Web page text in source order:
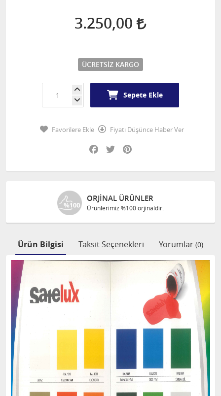
3.250,00
ÜCRETSIZ KARGO
Sepete Ekle
Favorilere Ekle
Fiyatı Düşünce Haber Ver
Facebook
Twitter
ORJINAL ÜRÜNLER
Ürünlerimiz %100 orjinaldir.
Ürün Bilgisi Taksit Seçenekleri Yorumlar (0)